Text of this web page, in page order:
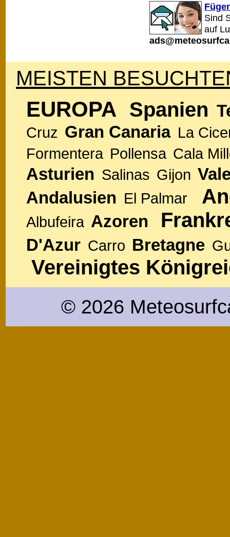
Sind
auf
MEISTEN
EUROPA Spanien
Cruz Gran Canaria La
Formentera Pollensa Cala
Asturien Salinas Gijon
Andalusien El Palmar
Albufeira Azoren
D'Azur Carro Bretagne
Vereinigtes
© 2026